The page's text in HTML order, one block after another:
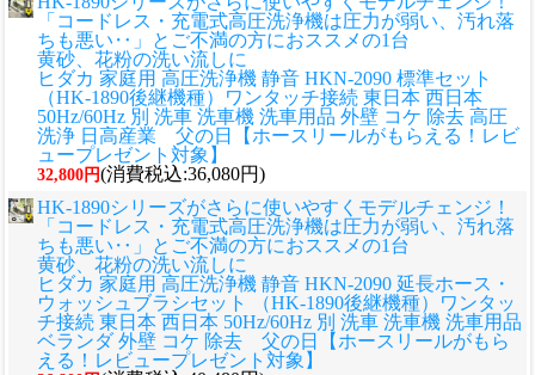
「コードレス・充電式高圧洗浄機は圧力が弱い、汚れ落
ちも悪い‥」とご不満の方におススメの1台
黄砂、花粉の洗い流しに
ヒダカ 家庭用 高圧洗浄機 静音 HKN-2090 標準セット
（HK-1890後継機種）ワンタッチ接続 東日本 西日本
50Hz/60Hz 別 洗車 洗車機 洗車用品 外壁 コケ 除去 高圧
洗浄 日高産業 父の日【ホースリールがもらえる！レビ
ュープレゼント対象】
32,800円(消費税込:36,080円)
HK-1890シリーズがさらに使いやすくモデルチェンジ！
「コードレス・充電式高圧洗浄機は圧力が弱い、汚れ落
ちも悪い‥」とご不満の方におススメの1台
黄砂、花粉の洗い流しに
ヒダカ 家庭用 高圧洗浄機 静音 HKN-2090 延長ホース・
ウォッシュブラシセット （HK-1890後継機種）ワンタッ
チ接続 東日本 西日本 50Hz/60Hz 別 洗車 洗車機 洗車用品
ベランダ 外壁 コケ 除去 父の日【ホースリールがもら
える！レビュープレゼント対象】